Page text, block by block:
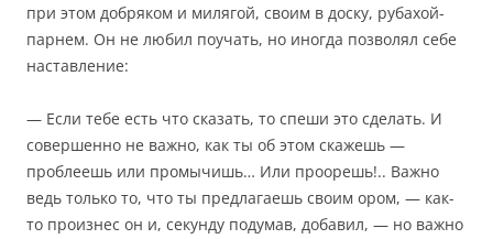
при этом добряком и милягой, своим в доску, рубахой-
парнем. Он не любил поучать, но иногда позволял себе
наставление:
— Если тебе есть что сказать, то спеши это сделать. И
совершенно не важно, как ты об этом скажешь —
проблеешь или промычишь… Или проорешь!.. Важно
ведь только то, что ты предлагаешь своим ором, — как-
то произнес он и, секунду подумав, добавил, — но важно